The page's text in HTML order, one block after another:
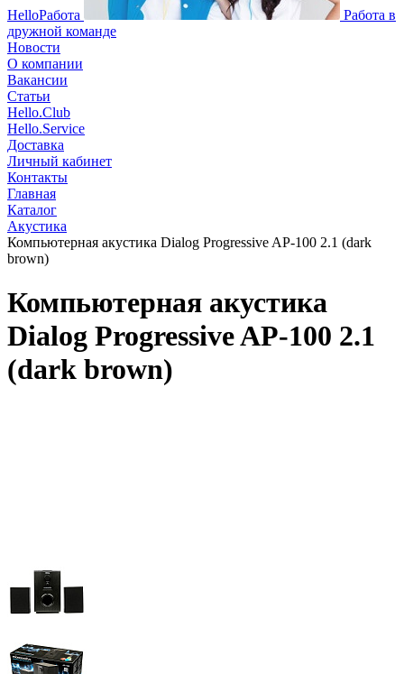
HelloРабота
Работа в
дружной команде
Новости
О компании
Вакансии
Статьи
Hello.Club
Hello.Service
Доставка
Личный кабинет
Контакты
Главная
Каталог
Акустика
Компьютерная акустика Dialog Progressive AP-100 2.1 (dark
brown)
Компьютерная акустика
Dialog Progressive AP-100 2.1
(dark brown)